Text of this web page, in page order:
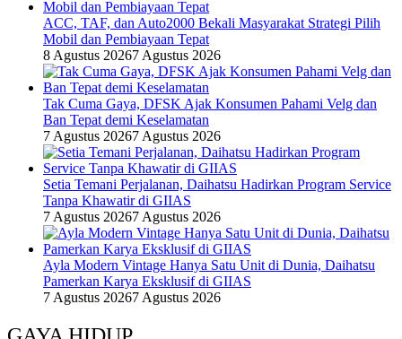
ACC, TAF, dan Auto2000 Bekali Masyarakat Strategi Pilih
Mobil dan Pembiayaan Tepat
8 Agustus 20267 Agustus 2026
Tak Cuma Gaya, DFSK Ajak Konsumen Pahami Velg dan
Ban Tepat demi Keselamatan
7 Agustus 20267 Agustus 2026
Setia Temani Perjalanan, Daihatsu Hadirkan Program Service
Tanpa Khawatir di GIIAS
7 Agustus 20267 Agustus 2026
Ayla Modern Vintage Hanya Satu Unit di Dunia, Daihatsu
Pamerkan Karya Eksklusif di GIIAS
7 Agustus 20267 Agustus 2026